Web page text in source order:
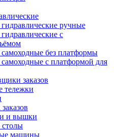
ручные
с
без платформы
с платформой для
заказов
тележки
и вышки
машины